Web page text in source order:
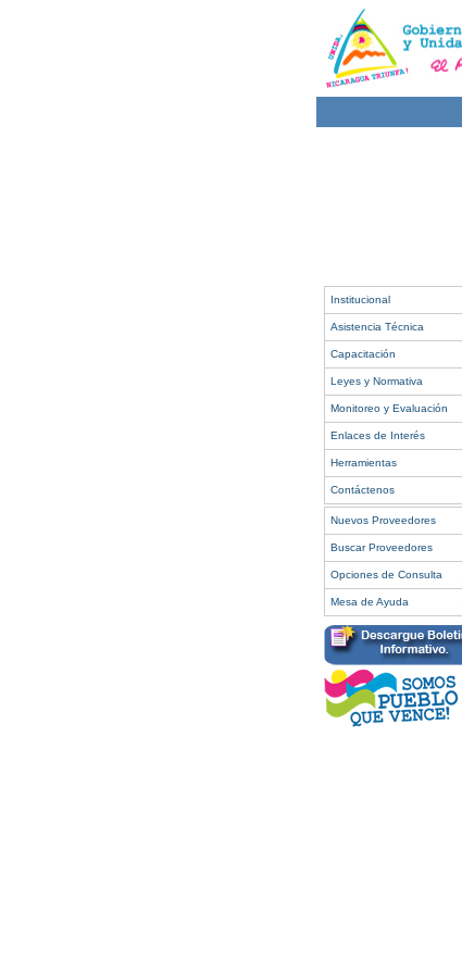
Institucional
Asistencia Técnica
Capacitación
Leyes y Normativa
Monitoreo y Evaluación
Enlaces de Interés
Herramientas
Contáctenos
Nuevos Proveedores
Buscar Proveedores
Opciones de Consulta
Mesa de Ayuda